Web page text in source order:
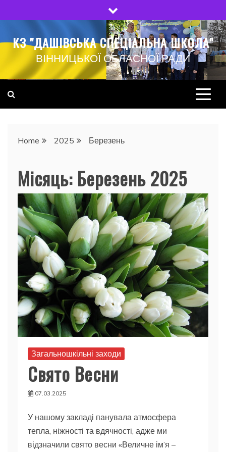
to
КЗ "ДАШІВСЬКА СПЕЦІАЛЬНА ШКОЛА"
ВІННИЦЬКОЇ ОБЛАСНОЇ РАДИ
Home 2025 Березень
Місяць: Березень 2025
Загальношкільні заходи
Свято Весни
07.03.2025
У нашому закладі панувала атмосфера
тепла, ніжності та вдячності, адже ми
відзначили свято весни «Величне ім’я –